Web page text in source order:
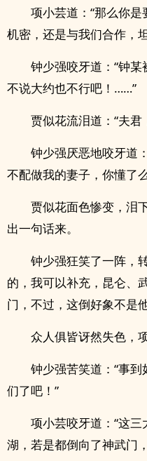
项小芸道：“那么你
机密，还是与我们合作，
钟少强咬牙道：“钟
不说大约也不行吧！……”
贾似花流泪道：“夫
钟少强厌恶地咬牙道
不配做我的妻子，你懂了
贾似花面色惨变，泪
出一句话来。
钟少强狂笑了一阵，
的，我可以补充，昆仑、
门，不过，这倒好象不是
众人俱皆讶然失色，
钟少强苦笑道：“事
们了吧！”
项小芸咬牙道：“这
湖，若是都倒向了神武门